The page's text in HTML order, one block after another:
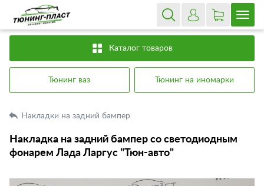
Каталог товаров
Тюнинг ваз Тюнинг на иномарки
Накладки на задний бампер
Накладка на задний бампер со светодиодным
фонарем Лада Ларгус "Тюн-авто"